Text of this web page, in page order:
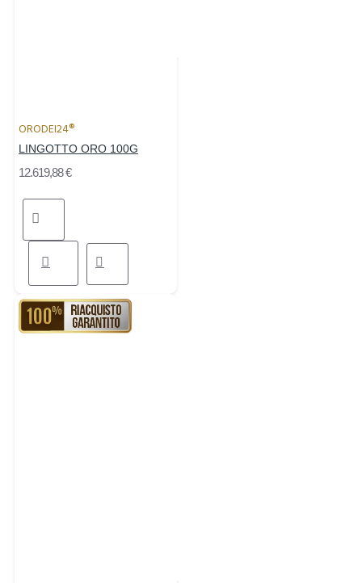
ORODEI24®
LINGOTTO ORO 100G
12.619,88 €
RIACQUISTO GARANTITO